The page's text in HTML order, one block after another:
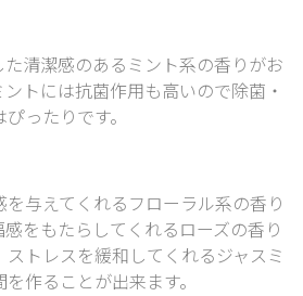
清潔感のあるミント系の香りがお
トには抗菌作用も高いので除菌・
ったりです。
与えてくれるフローラル系の香り
をもたらしてくれるローズの香り
ストレスを緩和してくれるジャスミ
作ることが出来ます。